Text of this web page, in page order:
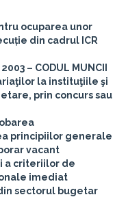
ocuparea unor
din cadrul ICR
– CODUL MUNCII
la instituţiile şi
prin concurs sau
principiilor generale
vacant
a criteriilor de
imediat
sectorul bugetar